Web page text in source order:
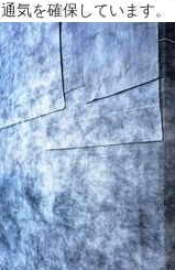
通気を確保しています。